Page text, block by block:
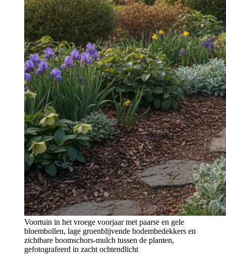
Voortuin in het vroege voorjaar met paarse en gele
bloembollen, lage groenblijvende bodembedekkers en
zichtbare boomschors-mulch tussen de planten,
gefotografeerd in zacht ochtendlicht